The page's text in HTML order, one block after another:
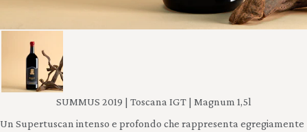
SUMMUS 2019 | Toscana IGT | Magnum 1,5l
Un Supertuscan intenso e profondo che rappresenta egregiamente